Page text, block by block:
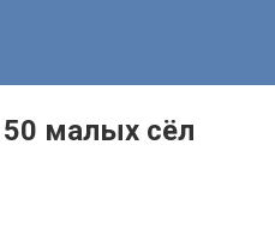
50 малых сёл